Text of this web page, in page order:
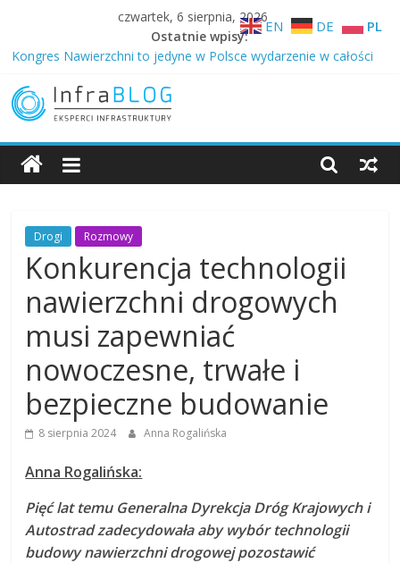
content
czwartek, 6 sierpnia, 2026
Ostatnie wpisy:
Kongres Nawierzchni to jedyne w Polsce wydarzenie w całości
Technologia z autostrad trafia na drogi gminne – niższy ślad
węglowy w Ożarowie
Dlaczego Samorządowcy budują drogi z betonu …
O zaletach betonowych dróg samorządowych i DOBRYCH
InfraBLOG
Blog
Drogi Rozmowy
Konkurencja technologii
nawierzchni drogowych
musi zapewniać
nowoczesne, trwałe i
bezpieczne budowanie
8 sierpnia 2024 Anna Rogalińska
Anna Rogalińska:
Pięć lat temu Generalna Dyrekcja Dróg Krajowych i
Autostrad zadecydowała aby wybór technologii
budowy nawierzchni drogowej pozostawić
EN DE PL